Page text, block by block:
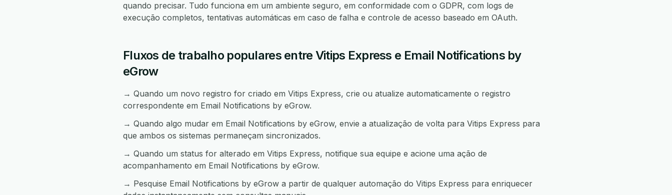
quando precisar. Tudo funciona em um ambiente seguro, em conformidade com o GDPR, com logs de
execução completos, tentativas automáticas em caso de falha e controle de acesso baseado em OAuth.
Fluxos de trabalho populares entre Vitips Express e Email Notifications by
eGrow
→ Quando um novo registro for criado em Vitips Express, crie ou atualize automaticamente o registro
correspondente em Email Notifications by eGrow.
→ Quando algo mudar em Email Notifications by eGrow, envie a atualização de volta para Vitips Express para
que ambos os sistemas permaneçam sincronizados.
→ Quando um status for alterado em Vitips Express, notifique sua equipe e acione uma ação de
acompanhamento em Email Notifications by eGrow.
→ Pesquise Email Notifications by eGrow a partir de qualquer automação do Vitips Express para enriquecer